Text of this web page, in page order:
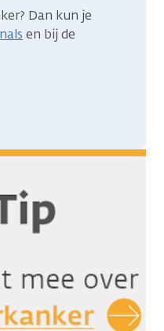
Dan kun je
en bij de